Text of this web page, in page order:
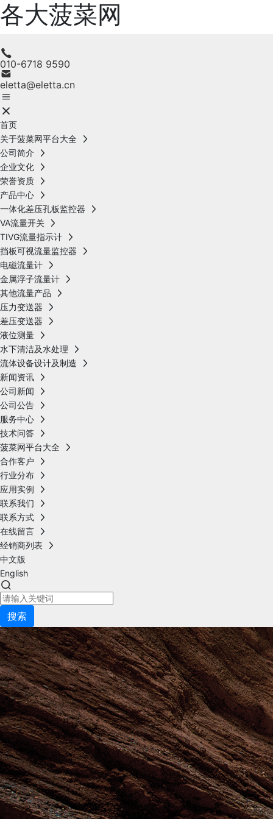
各大菠菜网
010-6718 9590
eletta@eletta.cn
首页
关于菠菜网平台大全
公司简介
企业文化
荣誉资质
产品中心
一体化差压孔板监控器
VA流量开关
TIVG流量指示计
挡板可视流量监控器
电磁流量计
金属浮子流量计
其他流量产品
压力变送器
差压变送器
液位测量
水下清洁及水处理
流体设备设计及制造
新闻资讯
公司新闻
公司公告
服务中心
技术问答
菠菜网平台大全
合作客户
行业分布
应用实例
联系我们
联系方式
在线留言
经销商列表
中文版
English
搜索